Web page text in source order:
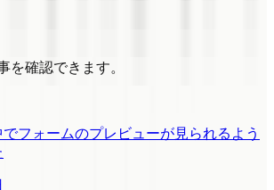
を確認できます。
フォームのプレビューが見られるよう